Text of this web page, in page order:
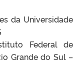
da Universidade
Federal de
Grande do Sul –